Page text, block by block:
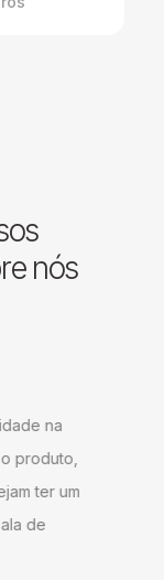
nós
na
ter um
de